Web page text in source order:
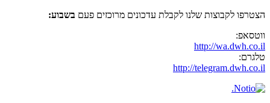
הצטרפו לקבוצות שלנו לקבלת עדכונים מרוכזים פעם בשבוע:
ווטסאפ:
http://wa.dwh.co.il
טלגרם:
http://telegram.dwh.co.il